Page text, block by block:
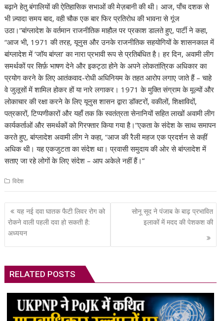
बढ़ाने हेतु बंगालियों की ऐतिहासिक सभाओं की मेज़बानी की थी। आज, पाँच दशक से
भी ज़्यादा समय बाद, वही चौक एक बार फिर प्रतिरोध की भावना से गूंज
उठा।”बांग्लादेश के वर्तमान राजनीतिक माहौल पर प्रकाश डालते हुए, पार्टी ने कहा,
“आज भी, 1971 की तरह, यूनुस और उनके राजनीतिक सहयोगियों के शासनकाल में
बांग्लादेश में ‘जॉय बांग्ला’ का नारा प्रभावी रूप से प्रतिबंधित है। हर दिन, अवामी लीग
समर्थकों पर सिर्फ़ भाषण देने और इकट्ठा होने के अपने लोकतांत्रिक अधिकार का
प्रयोग करने के लिए आतंकवाद-रोधी अधिनियम के तहत आरोप लगाए जाते हैं – चाहे
वे जुलूसों में शामिल होकर हों या नारे लगाकर। 1971 के मुक्ति संग्राम के मूल्यों और
लोकाचार की रक्षा करने के लिए यूनुस शासन द्वारा डॉक्टरों, वकीलों, शिक्षाविदों,
पत्रकारों, टिप्पणीकारों और यहाँ तक कि स्वतंत्रता सेनानियों सहित लाखों अवामी लीग
कार्यकर्ताओं और समर्थकों को गिरफ्तार किया गया है।”एकता के संदेश के साथ समापन
करते हुए, बांग्लादेश अवामी लीग ने कहा, “आज की रैली महज एक प्रदर्शन से कहीं
अधिक थी। यह एकजुटता का संदेश था। प्रवासी समुदाय की ओर से बांग्लादेश में
सताए जा रहे लोगों के लिए संदेश – आप अकेले नहीं हैं।”
विदेश
Post
navigation
यह नई दवा घातक फैटी लिवर रोग को
रोकने वाली पहली दवा हो सकती है:
अध्ययन
सोनू सूद ने पंजाब के बाढ़ प्रभावित
इलाकों में मदद की पेशकश की
RELATED POSTS